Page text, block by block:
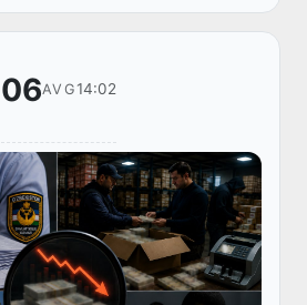
06AVG14:02